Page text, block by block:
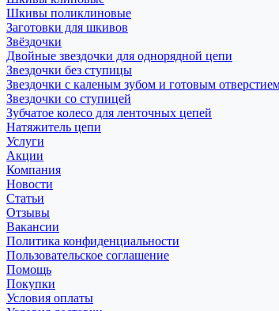
Шкивы поликлиновые
Заготовки для шкивов
Звёздочки
Двойные звездочки для однорядной цепи
Звездочки без ступицы
Звездочки с каленым зубом и готовым
Звездочки со ступицей
Зубчатое колесо для ленточных цепей
Натяжитель цепи
Услуги
Акции
Компания
Новости
Статьи
Отзывы
Вакансии
Политика конфиденциальности
Пользовательское соглашение
Помощь
Покупки
Условия оплаты